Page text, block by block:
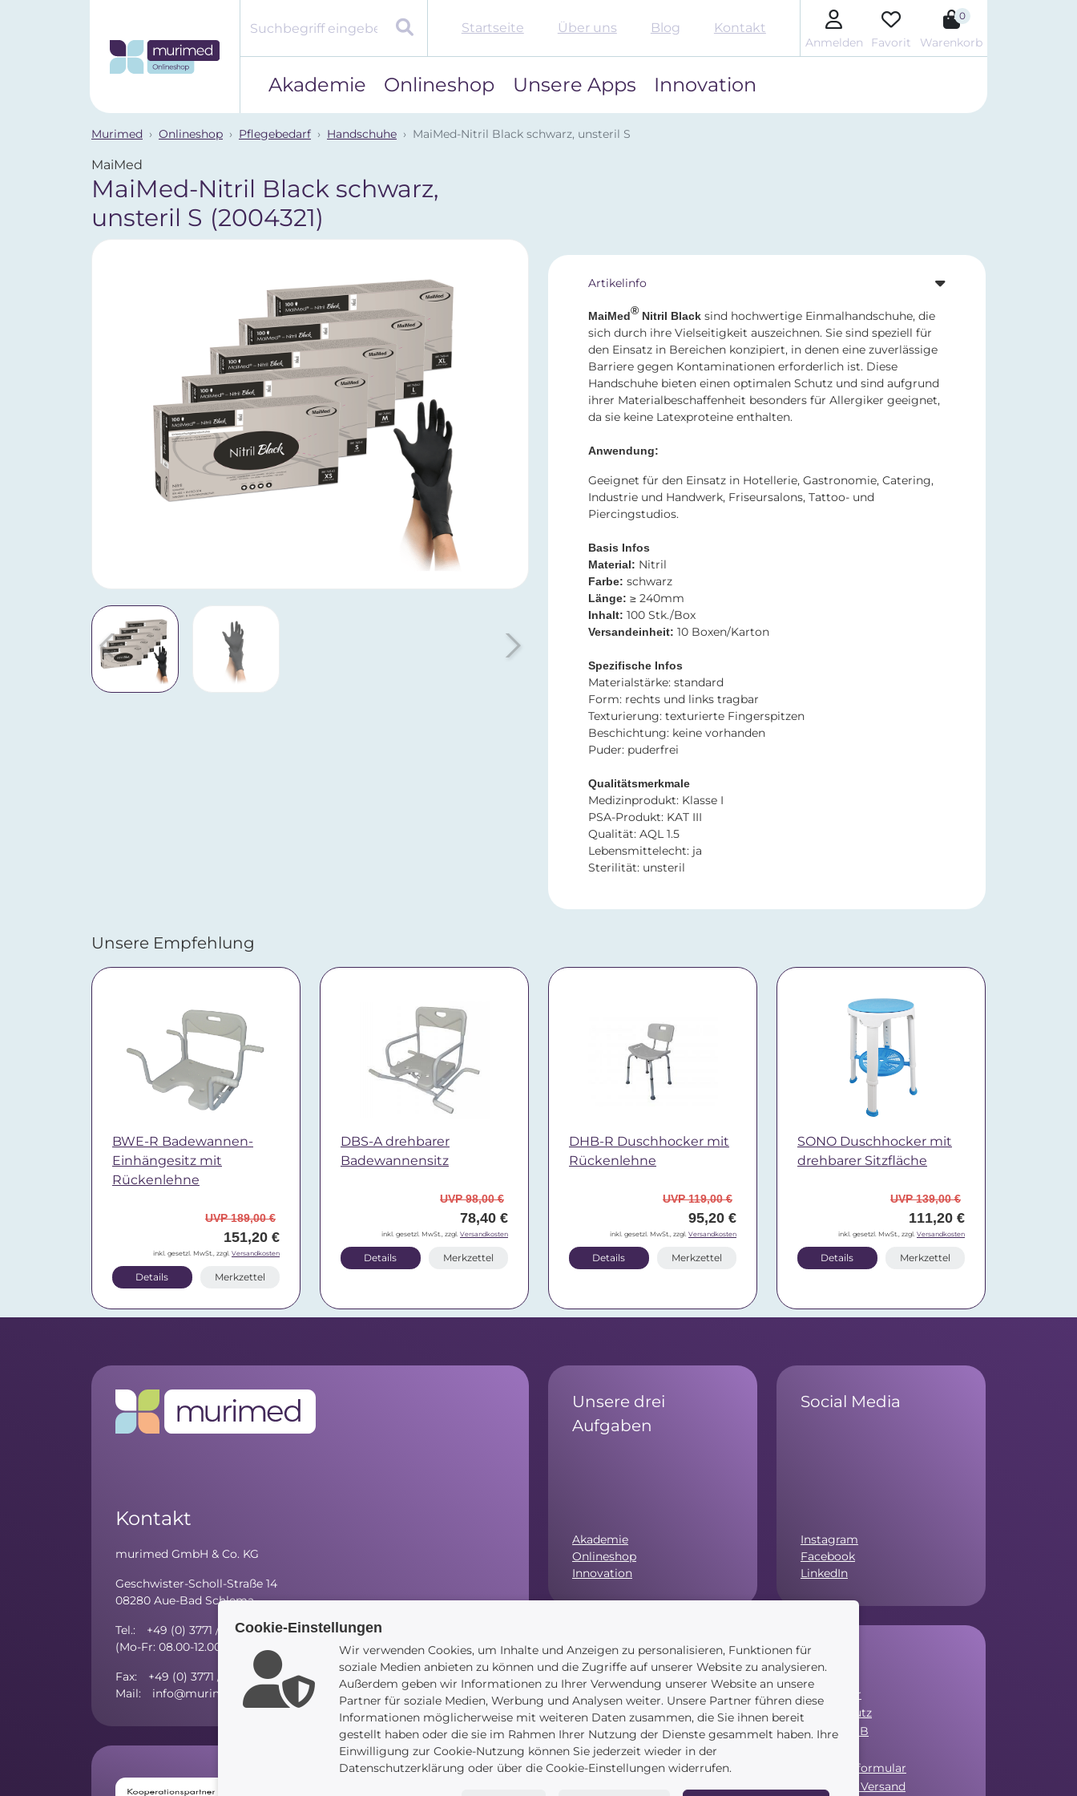
Startseite Über uns Blog Kontakt
Anmelden Favorit
0
Warenkorb
Akademie Onlineshop Unsere Apps Innovation
Murimed Onlineshop Pflegebedarf Handschuhe MaiMed-Nitril Black schwarz, unsteril S
MaiMed
MaiMed-Nitril Black schwarz,
unsteril S (2004321)
Artikelinfo
MaiMed® Nitril Black sind hochwertige Einmalhandschuhe, die
sich durch ihre Vielseitigkeit auszeichnen. Sie sind speziell für
den Einsatz in Bereichen konzipiert, in denen eine zuverlässige
Barriere gegen Kontaminationen erforderlich ist. Diese
Handschuhe bieten einen optimalen Schutz und sind aufgrund
ihrer Materialbeschaffenheit besonders für Allergiker geeignet,
da sie keine Latexproteine enthalten.
Anwendung:
Geeignet für den Einsatz in Hotellerie, Gastronomie, Catering,
Industrie und Handwerk, Friseursalons, Tattoo- und
Piercingstudios.
Basis Infos
Material: Nitril​​​​​​​
Farbe: schwarz​​​​​​​
Länge: ≥ 240mm​​​​​​​​​​​​​​
Inhalt: 100 Stk./Box
Versandeinheit: 10 Boxen/Karton
Spezifische Infos​​​​​​​
​​​​​​​Materialstärke: standard
Form: rechts und links tragbar
Texturierung: texturierte Fingerspitzen
Beschichtung: keine vorhanden
Puder: puderfrei
Qualitätsmerkmale
Medizinprodukt: Klasse I
PSA-Produkt: KAT III
Qualität: AQL 1.5
Lebensmittelecht: ja
Sterilität: unsteril
Unsere Empfehlung
BWE-R Badewannen-
Einhängesitz mit
Rückenlehne
UVP 189,00 €
151,20 €
inkl. gesetzl. MwSt., zzgl. Versandkosten
Details Merkzettel
DBS-A drehbarer
Badewannensitz
UVP 98,00 €
78,40 €
inkl. gesetzl. MwSt., zzgl. Versandkosten
Details Merkzettel
DHB-R Duschhocker mit
Rückenlehne
UVP 119,00 €
95,20 €
inkl. gesetzl. MwSt., zzgl. Versandkosten
Details Merkzettel
SONO Duschhocker mit
drehbarer Sitzfläche
UVP 139,00 €
111,20 €
inkl. gesetzl. MwSt., zzgl. Versandkosten
Details Merkzettel
Kontakt
murimed GmbH & Co. KG
Geschwister-Scholl-Straße 14
08280 Aue-Bad Schlema
Tel.: +49 (0) 3771 / 59 81 - 10
(Mo-Fr: 08.00-12.00 Uhr; Mo/Di/Do: 13.00-15.00 Uhr)
Fax: +49 (0) 3771 / 27 52 97 - 5
Mail: info@murimed.de
Unsere drei
Aufgaben
Akademie
Onlineshop
Innovation
Social Media
Instagram
Facebook
LinkedIn
Navigation
Startseite
Blog
Service
Newsletter
Datenschutz
Unsere AGB
Widerrufsformular
Zahlung & Versand
Cookie-Einstellungen
Wir verwenden Cookies, um Inhalte und Anzeigen zu personalisieren, Funktionen für
soziale Medien anbieten zu können und die Zugriffe auf unserer Website zu analysieren.
Außerdem geben wir Informationen zu Ihrer Verwendung unserer Website an unsere
Partner für soziale Medien, Werbung und Analysen weiter. Unsere Partner führen diese
Informationen möglicherweise mit weiteren Daten zusammen, die Sie ihnen bereit
gestellt haben oder die sie im Rahmen Ihrer Nutzung der Dienste gesammelt haben. Ihre
Einwilligung zur Cookie-Nutzung können Sie jederzeit wieder in der
Datenschutzerklärung oder über die Cookie-Einstellungen widerrufen.